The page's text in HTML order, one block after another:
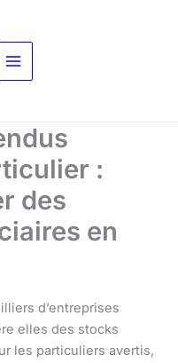
:
des
en
d’entreprises
elles des stocks
les particuliers avertis,